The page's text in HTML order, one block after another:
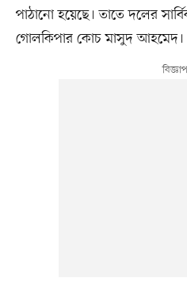
পাঠানো হয়েছে। তাতে দলের
গোলকিপার কোচ মাসুদ আহমেদ।